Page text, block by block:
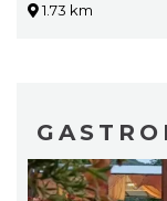
1.73 km